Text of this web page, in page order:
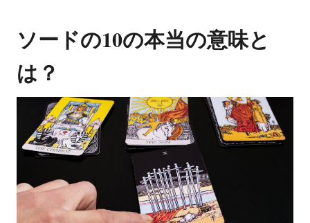
ソードの10の本当の意味と
は？